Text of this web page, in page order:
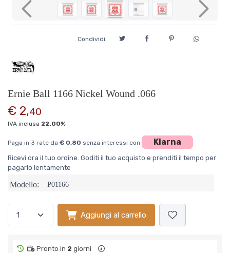
Previous Next
Condividi:
Ernie Ball 1166 Nickel Wound .066
€ 2,40
IVA inclusa 22.00%
Paga in 3 rate da € 0,80 senza interessi con Klarna
Ricevi ora il tuo ordine. Goditi il tuo acquisto e prenditi il tempo per
pagarlo lentamente
Modello: P01166
Aggiungi al carrello
Pronto in 2 giorni